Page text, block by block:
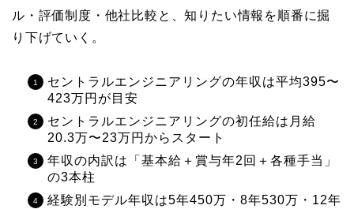
ル・評価制度・他社比較と、知りたい情報を順番に掘
り下げていく。
セントラルエンジニアリングの年収は平均395〜
423万円が目安
セントラルエンジニアリングの初任給は月給
20.3万〜23万円からスタート
年収の内訳は「基本給＋賞与年2回＋各種手当」
の3本柱
経験別モデル年収は5年450万・8年530万・12年